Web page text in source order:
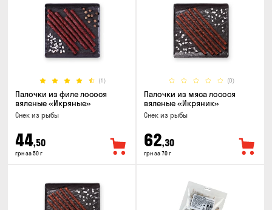
(1)
Палочки из филе лосося
вяленые «Икряные»
Снек из рыбы
44,50
грн за 50 г
(0)
Палочки из мяса лосося
вяленые «Икряник»
Снек из рыбы
62,30
грн за 70 г